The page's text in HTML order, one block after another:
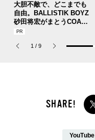
大胆不敵で、どこまでも
自由。BALLISTIK BOYZ
砂田将宏がまとうCOACH
の新作フレグランス「コ
パルファム」
1 / 9
YouTube